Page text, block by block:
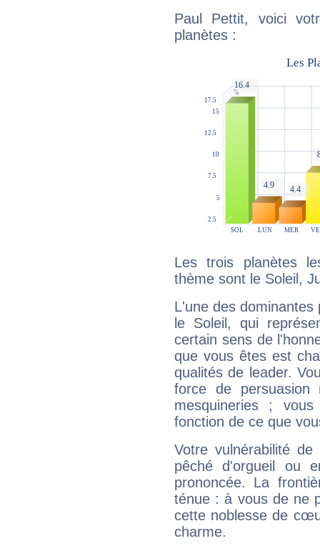
Paul Pettit, voici
planètes :
Les trois planètes
thème sont le Soleil,
L'une des
le Soleil, qui
certain sens de
que vous êtes est
qualités de leader.
force de
mesquineries ;
fonction de ce que
Votre vulnérabilité
pêché d'orgueil ou
prononcée. La
ténue : à vous de ne
cette noblesse de
charme.